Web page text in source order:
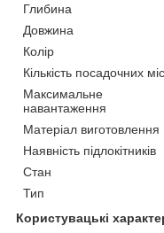
Глибина
Довжина
Колір
Кількість посадочних
Максимальне
навантаження
Матеріал виготовлення
Наявність підлокітників
Стан
Тип
Користувацькі